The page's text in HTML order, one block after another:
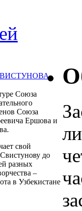
Союза
Союза
Ершова и
свой
до
разных
–
в Узбекистане